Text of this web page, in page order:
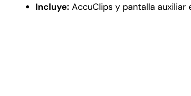
Incluye: AccuClips y pantalla auxiliar